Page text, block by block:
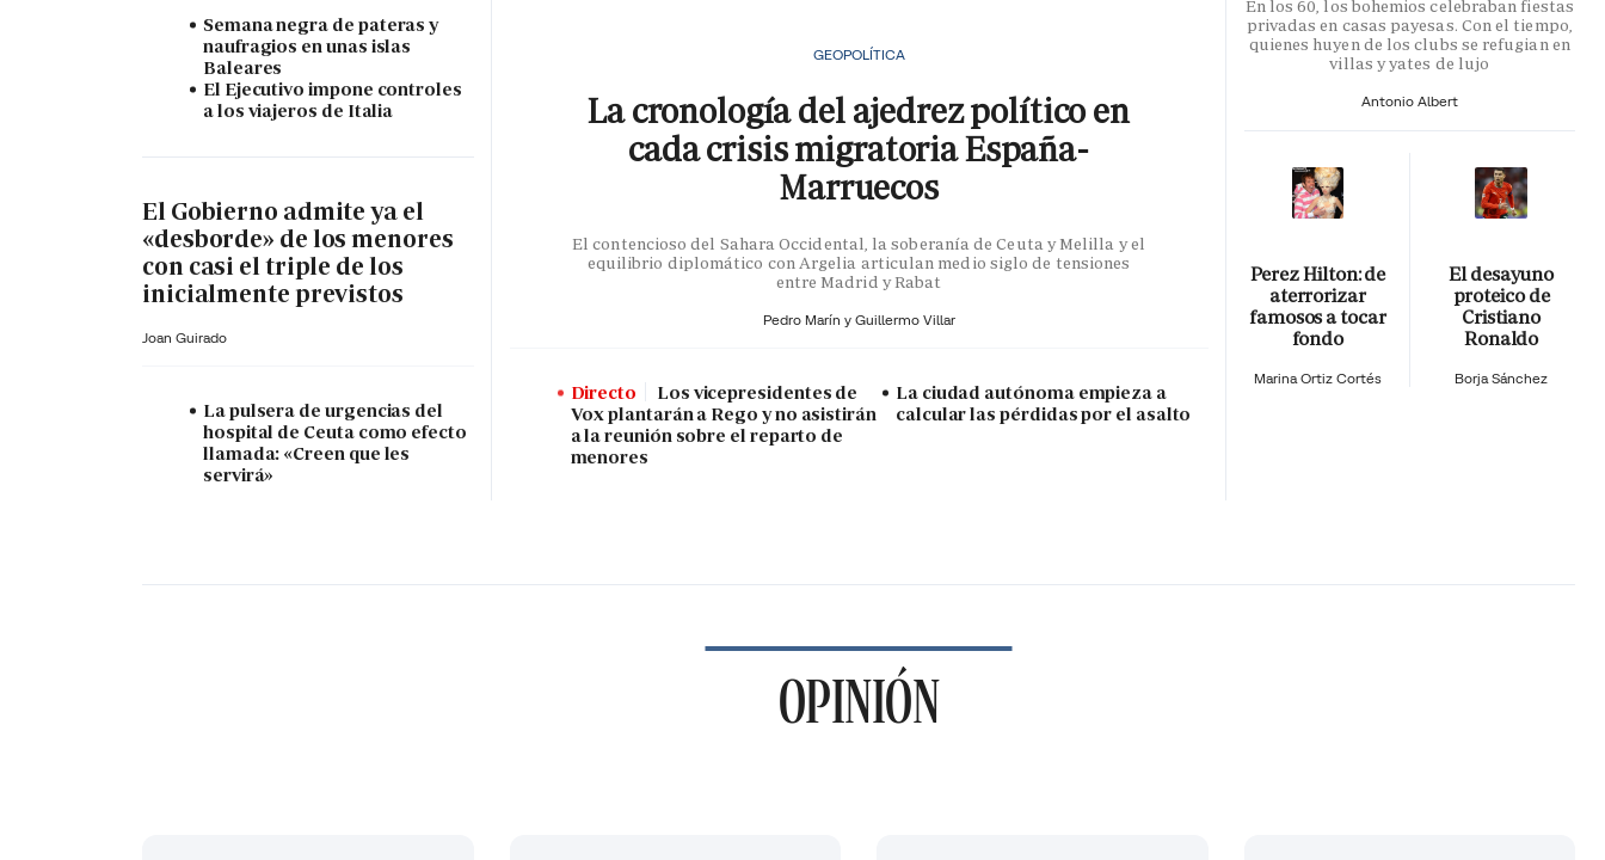
Semana negra de pateras y
naufragios en unas islas
Baleares
El Ejecutivo impone controles
a los viajeros de Italia
El Gobierno admite ya el
«desborde» de los menores
con casi el triple de los
inicialmente previstos
Joan Guirado
La pulsera de urgencias del
hospital de Ceuta como efecto
llamada: «Creen que les
servirá»
GEOPOLÍTICA
La cronología del ajedrez político en
cada crisis migratoria España-
Marruecos
El contencioso del Sahara Occidental, la soberanía de Ceuta y Melilla y el
equilibrio diplomático con Argelia articulan medio siglo de tensiones
entre Madrid y Rabat
Pedro Marín y Guillermo Villar
Directo
Los vicepresidentes de
Vox plantarán a Rego y no asistirán
a la reunión sobre el reparto de
menores
La ciudad autónoma empieza a
calcular las pérdidas por el asalto
En los 60, los bohemios celebraban fiestas
privadas en casas payesas. Con el tiempo,
quienes huyen de los clubs se refugian en
villas y yates de lujo
Antonio Albert
Perez Hilton: de
aterrorizar
famosos a tocar
fondo
Marina Ortiz Cortés
El desayuno
proteico de
Cristiano
Ronaldo
Borja Sánchez
OPINIÓN